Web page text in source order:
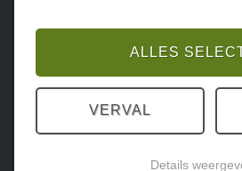
ALLES
VERVAL
Details